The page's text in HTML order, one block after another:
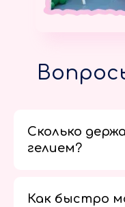
Сколько
гелием?
Как быстро